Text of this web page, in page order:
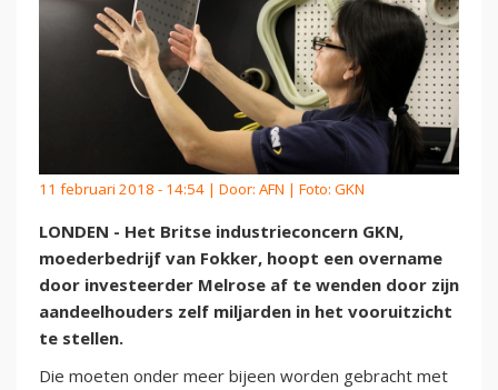
11 februari 2018 - 14:54 | Door: AFN | Foto: GKN
LONDEN - Het Britse industrieconcern GKN,
moederbedrijf van Fokker, hoopt een overname
door investeerder Melrose af te wenden door zijn
aandeelhouders zelf miljarden in het vooruitzicht
te stellen.
Die moeten onder meer bijeen worden gebracht met